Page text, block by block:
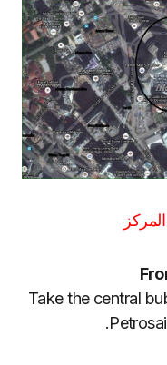
Take the central